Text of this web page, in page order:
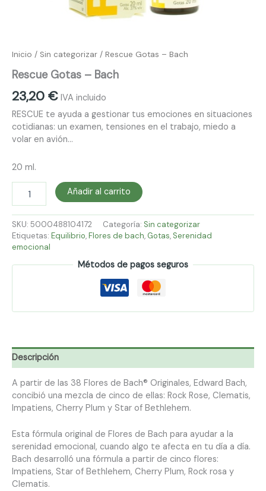
Inicio / Sin categorizar / Rescue Gotas – Bach
Rescue Gotas – Bach
23,20 € IVA incluido
RESCUE te ayuda a gestionar tus emociones en situaciones
cotidianas: un examen, tensiones en el trabajo, miedo a
volar en avión…
20 ml.
Añadir al carrito
SKU: 5000488104172 Categoría: Sin categorizar
Etiquetas: Equilibrio,Flores de bach, Gotas, Serenidad
emocional
Métodos de pagos seguros
Descripción
A partir de las 38 Flores de Bach® Originales, Edward Bach,
concibió una mezcla de cinco de ellas: Rock Rose, Clematis,
Impatiens, Cherry Plum y Star of Bethlehem.
Esta fórmula original de Flores de Bach para ayudar a la
serenidad emocional, cuando algo te afecta en tu día a día.
Bach desarrolló una fórmula a partir de cinco flores:
Impatiens, Star of Bethlehem, Cherry Plum, Rock rosa y
Clematis.